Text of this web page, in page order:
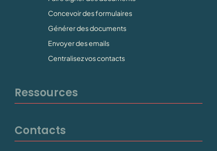
Concevoir des formulaires
Générer des documents
Envoyer des emails
Centralisez vos contacts
Ressources
Contacts